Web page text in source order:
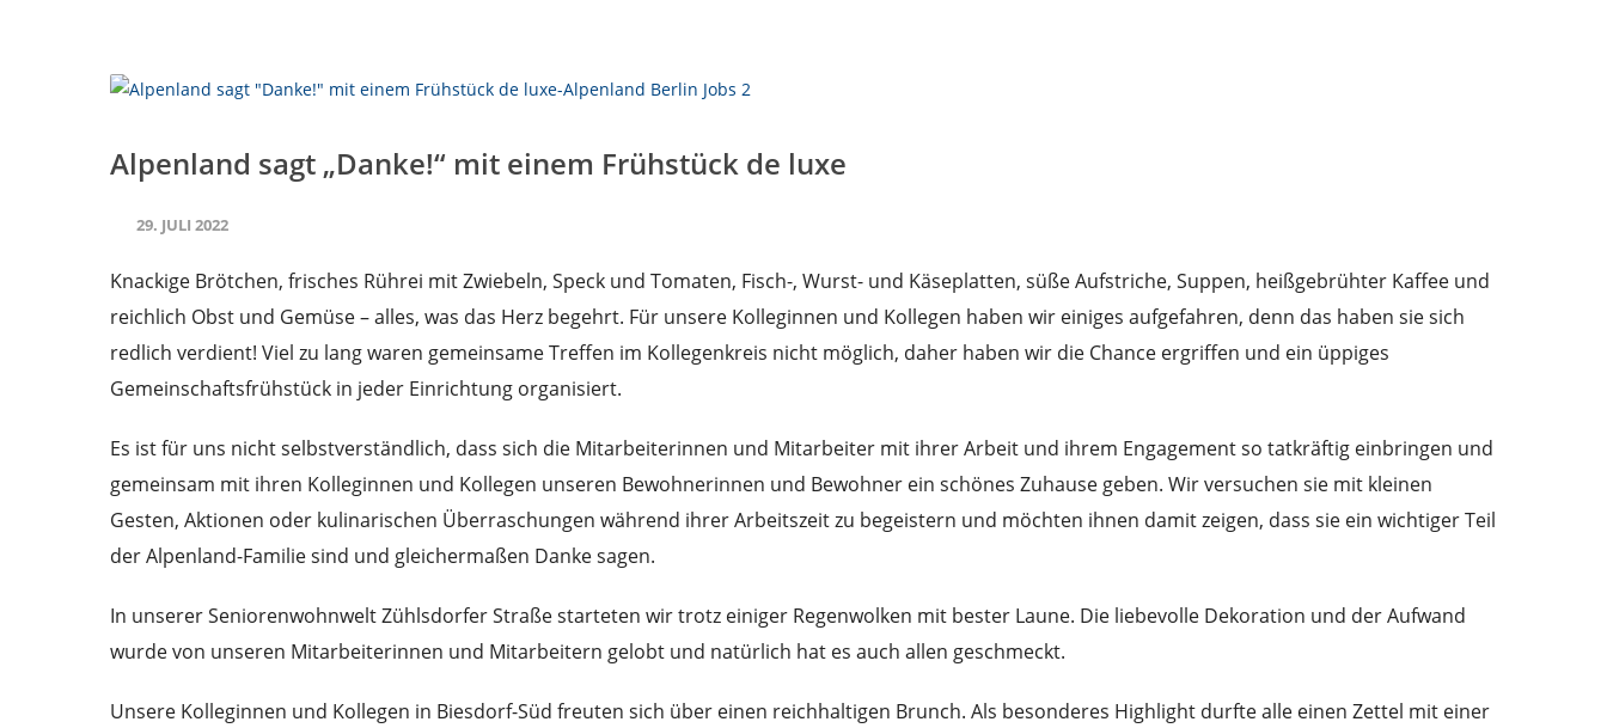
Alpenland sagt „Danke!“ mit einem Frühstück de luxe
29. JULI 2022
Knackige Brötchen, frisches Rührei mit Zwiebeln, Speck und Tomaten, Fisch-, Wurst- und Käseplatten, süße Aufstriche, Suppen, heißgebrühter Kaffee und
reichlich Obst und Gemüse – alles, was das Herz begehrt. Für unsere Kolleginnen und Kollegen haben wir einiges aufgefahren, denn das haben sie sich
redlich verdient! Viel zu lang waren gemeinsame Treffen im Kollegenkreis nicht möglich, daher haben wir die Chance ergriffen und ein üppiges
Gemeinschaftsfrühstück in jeder Einrichtung organisiert.
Es ist für uns nicht selbstverständlich, dass sich die Mitarbeiterinnen und Mitarbeiter mit ihrer Arbeit und ihrem Engagement so tatkräftig einbringen und
gemeinsam mit ihren Kolleginnen und Kollegen unseren Bewohnerinnen und Bewohner ein schönes Zuhause geben. Wir versuchen sie mit kleinen
Gesten, Aktionen oder kulinarischen Überraschungen während ihrer Arbeitszeit zu begeistern und möchten ihnen damit zeigen, dass sie ein wichtiger Teil
der Alpenland-Familie sind und gleichermaßen Danke sagen.
In unserer Seniorenwohnwelt Zühlsdorfer Straße starteten wir trotz einiger Regenwolken mit bester Laune. Die liebevolle Dekoration und der Aufwand
wurde von unseren Mitarbeiterinnen und Mitarbeitern gelobt und natürlich hat es auch allen geschmeckt.
Unsere Kolleginnen und Kollegen in Biesdorf-Süd freuten sich über einen reichhaltigen Brunch. Als besonderes Highlight durfte alle einen Zettel mit einer